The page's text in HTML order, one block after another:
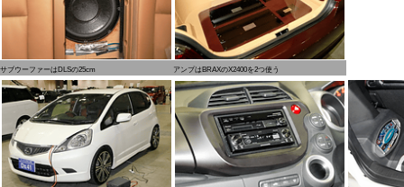
サブウーファーはDLSの25cm アンプはBRAXのX2400を2つ使う